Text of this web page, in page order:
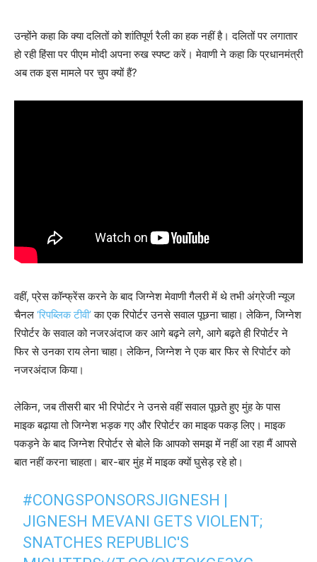
उन्होंने कहा कि क्या दलितों को शांतिपूर्ण रैली का हक नहीं है। दलितों पर लगातार
हो रही हिंसा पर पीएम मोदी अपना रुख स्पष्ट करें। मेवाणी ने कहा कि प्रधानमंत्री
अब तक इस मामले पर चुप क्यों हैं?
वहीं, प्रेस कॉन्फ्रेंस करने के बाद जिग्नेश मेवाणी गैलरी में थे तभी अंग्रेजी न्यूज
चैनल ‘रिपब्लिक टीवी’का एक रिपोर्टर उनसे सवाल पूछना चाहा। लेकिन, जिग्नेश
रिपोर्टर के सवाल को नजरअंदाज कर आगे बढ़ने लगे, आगे बढ़ते ही रिपोर्टर ने
फिर से उनका राय लेना चाहा। लेकिन, जिग्नेश ने एक बार फिर से रिपोर्टर को
नजरअंदाज किया।
लेकिन, जब तीसरी बार भी रिपोर्टर ने उनसे वहीं सवाल पूछते हुए मुंह के पास
माइक बढ़ाया तो जिग्नेश भड़क गए और रिपोर्टर का माइक पकड़ लिए। माइक
पकड़ने के बाद जिग्नेश रिपोर्टर से बोले कि आपको समझ में नहीं आ रहा मैं आपसे
बात नहीं करना चाहता। बार-बार मुंह में माइक क्यों घुसेड़ रहे हो।
#CONGSPONSORSJIGNESH |
JIGNESH MEVANI GETS VIOLENT;
SNATCHES REPUBLIC'S